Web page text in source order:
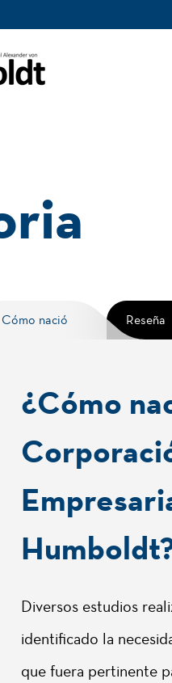
Cómo nació Reseña
¿Cómo
Diversos estudios
identificado la
que fuera pertinente